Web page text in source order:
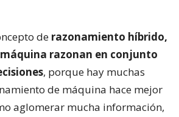
de razonamiento híbrido,
razonan en conjunto
, porque hay muchas
de máquina hace mejor
aglomerar mucha información,